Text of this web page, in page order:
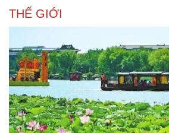
THẾ GIỚI